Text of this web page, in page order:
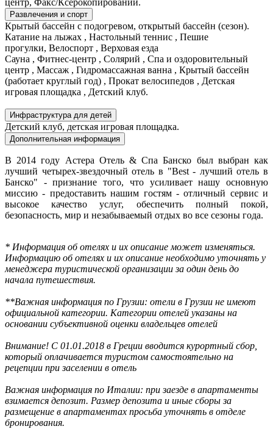
центр, Факс/Ксерокопировании.
Развлечения и спорт
Крытый бассейн с подогревом, открытый бассейн (сезон).
Катание на лыжах , Настольный теннис , Пешие
прогулки, Велоспорт , Верховая езда
Сауна , Фитнес-центр , Солярий , Спа и оздоровительный
центр , Массаж , Гидромассажная ванна , Крытый бассейн
(работает круглый год) , Прокат велосипедов , Детская
игровая площадка , Детский клуб.
Инфраструктура для детей
Детский клуб, детская игровая площадка.
Дополнительная информация
В 2014 году Астера Отель & Спа Банско был выбран как
лучший четырех-звездочный отель в "Best - лучший отель в
Банско" - признание того, что усиливает нашу основную
миссию - предоставить нашим гостям - отличный сервис и
высокое качество услуг, обеспечить полный покой,
безопасность, мир и незабываемый отдых во все сезоны года.
* Информация об отелях и их описание может изменяться.
Информацию об отелях и их описание необходимо уточнять у
менеджера туристической организации за один день до
начала путешествия.
**Важная информация по Грузии: отели в Грузии не имеют
официальной категории. Категории отелей указаны на
основании субъективной оценки владельцев отелей
Внимание! С 01.01.2018 в Греции вводится курортный сбор,
который оплачивается туристом самостоятельно на
рецепции при заселении в отель
Важная информация по Италии: при заезде в апартаменты
взимается депозит. Размер депозита и иные сборы за
размещение в апартаментах просьба уточнять в отделе
бронирования.